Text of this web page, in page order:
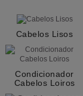
Cabelos Lisos
Condicionador
Cabelos Loiros